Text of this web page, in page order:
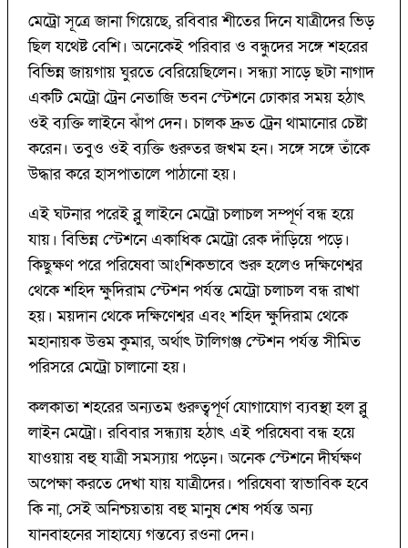
মেট্রো সূত্রে জানা গিয়েছে, রবিবার শীতের দিনে যাত্রীদের ভিড়
ছিল যথেষ্ট বেশি। অনেকেই পরিবার ও বন্ধুদের সঙ্গে শহরের
বিভিন্ন জায়গায় ঘুরতে বেরিয়েছিলেন। সন্ধ্যা সাড়ে ছটা নাগাদ
একটি মেট্রো ট্রেন নেতাজি ভবন স্টেশনে ঢোকার সময় হঠাৎ
ওই ব্যক্তি লাইনে ঝাঁপ দেন। চালক দ্রুত ট্রেন থামানোর চেষ্টা
করেন। তবুও ওই ব্যক্তি গুরুতর জখম হন। সঙ্গে সঙ্গে তাঁকে
উদ্ধার করে হাসপাতালে পাঠানো হয়।
এই ঘটনার পরেই ব্লু লাইনে মেট্রো চলাচল সম্পূর্ণ বন্ধ হয়ে
যায়। বিভিন্ন স্টেশনে একাধিক মেট্রো রেক দাঁড়িয়ে পড়ে।
কিছুক্ষণ পরে পরিষেবা আংশিকভাবে শুরু হলেও দক্ষিণেশ্বর
থেকে শহিদ ক্ষুদিরাম স্টেশন পর্যন্ত মেট্রো চলাচল বন্ধ রাখা
হয়। ময়দান থেকে দক্ষিণেশ্বর এবং শহিদ ক্ষুদিরাম থেকে
মহানায়ক উত্তম কুমার, অর্থাৎ টালিগঞ্জ স্টেশন পর্যন্ত সীমিত
পরিসরে মেট্রো চালানো হয়।
কলকাতা শহরের অন্যতম গুরুত্বপূর্ণ যোগাযোগ ব্যবস্থা হল ব্লু
লাইন মেট্রো। রবিবার সন্ধ্যায় হঠাৎ এই পরিষেবা বন্ধ হয়ে
যাওয়ায় বহু যাত্রী সমস্যায় পড়েন। অনেক স্টেশনে দীর্ঘক্ষণ
অপেক্ষা করতে দেখা যায় যাত্রীদের। পরিষেবা স্বাভাবিক হবে
কি না, সেই অনিশ্চয়তায় বহু মানুষ শেষ পর্যন্ত অন্য
যানবাহনের সাহায্যে গন্তব্যে রওনা দেন।